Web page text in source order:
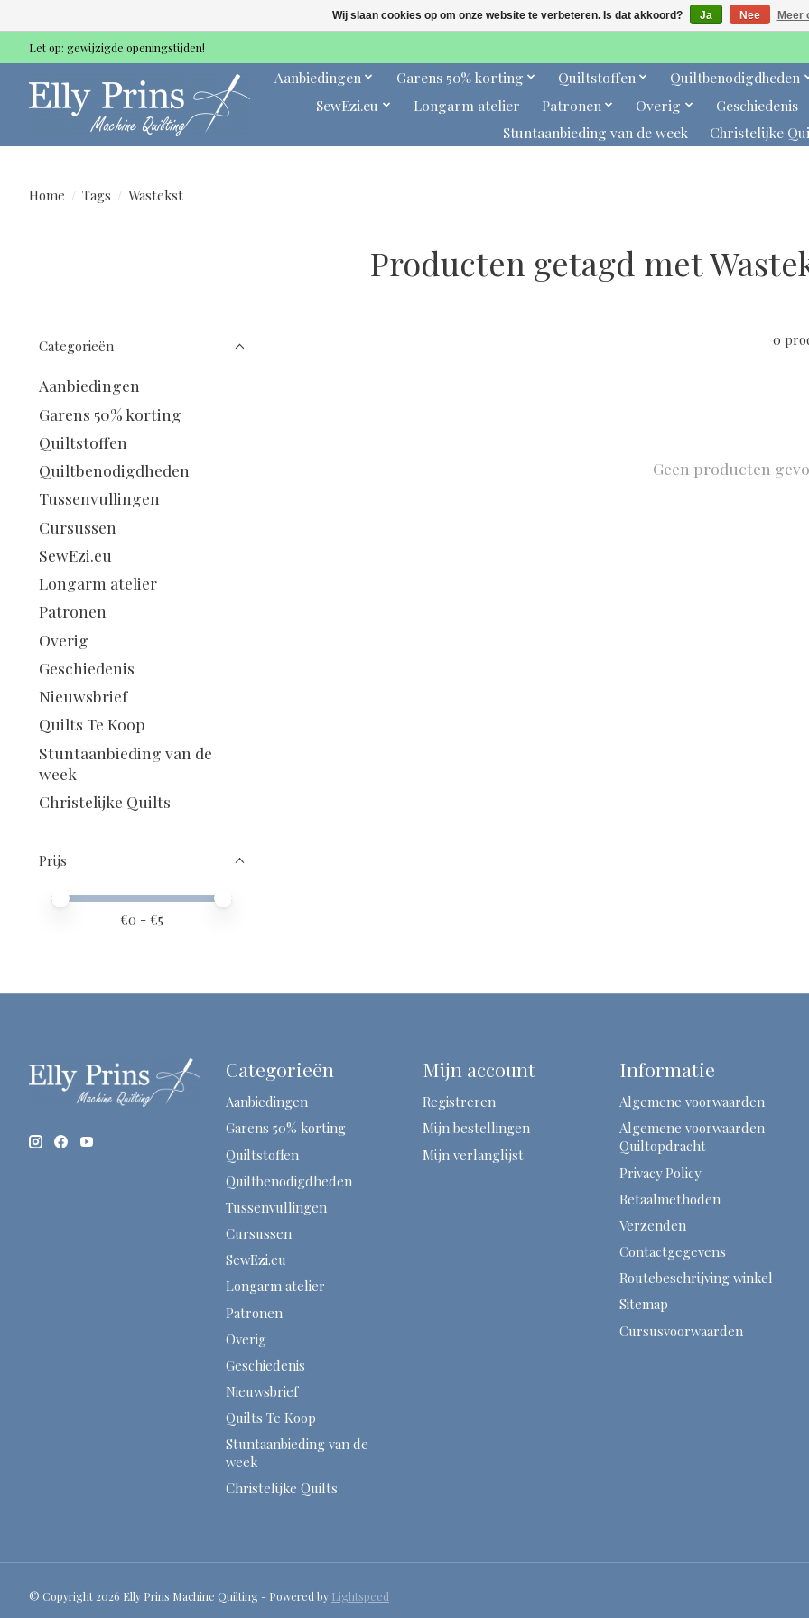
Let op: gewijzigde openingstijden!
Aanbiedingen Garens 50% korting Quiltstoffen Quiltbenodigdheden
SewEzi.eu
Longarm atelier Patronen Overig Geschiedenis
Stuntaanbieding van de week
Christelijke
Home / Tags / Wastekst
Producten getagd met
Categorieën
Aanbiedingen
Garens 50% korting
Quiltstoffen
Quiltbenodigdheden
Tussenvullingen
Cursussen
SewEzi.eu
Longarm atelier
Patronen
Overig
Geschiedenis
Nieuwsbrief
Quilts Te Koop
Stuntaanbieding van de
week
Christelijke Quilts
Prijs
Minimale prijswaarde
Price maximum value
€0 - €5
0
Geen producten
Categorieën
Aanbiedingen
Garens 50% korting
Quiltstoffen
Quiltbenodigdheden
Tussenvullingen
Cursussen
SewEzi.eu
Longarm atelier
Patronen
Overig
Geschiedenis
Nieuwsbrief
Quilts Te Koop
Stuntaanbieding van de
week
Christelijke Quilts
Mijn account
Registreren
Mijn bestellingen
Mijn verlanglijst
Informatie
Algemene voorwaarden
Algemene voorwaarden
Quiltopdracht
Privacy Policy
Betaalmethoden
Verzenden
Contactgegevens
Routebeschrijving winkel
Sitemap
Cursusvoorwaarden
© Copyright 2026 Elly Prins Machine Quilting - Powered by Lightspeed
Wij slaan cookies op om onze website te verbeteren. Is dat akkoord? Ja Nee Meer